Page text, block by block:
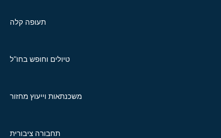
תעופה קלה
טיולים וחופש בחו"ל
משכנתאות וייעוץ מחזור
תחבורה ציבורית